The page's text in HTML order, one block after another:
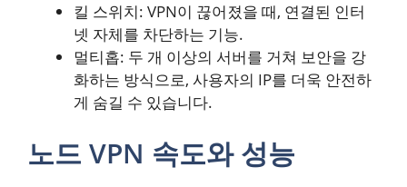
킬 스위치: VPN이 끊어졌을 때, 연결된 인터
넷 자체를 차단하는 기능.
멀티홉: 두 개 이상의 서버를 거쳐 보안을 강
화하는 방식으로, 사용자의 IP를 더욱 안전하
게 숨길 수 있습니다.
노드 VPN 속도와 성능